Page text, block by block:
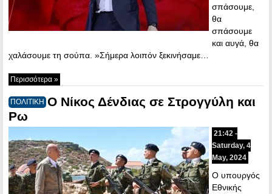
σπάσουμε,
θα
σπάσουμε
και αυγά, θα
χαλάσουμε τη σούπα. »Σήμερα λοιπόν ξεκινήσαμε…
Περισσότερα »
ΠΟΛΙΤΙΚΗ Ο Νίκος Δένδιας σε Στρογγύλη και
Ρω
21:42 -
Saturday, 4
May, 2024
Ο υπουργός
Εθνικής